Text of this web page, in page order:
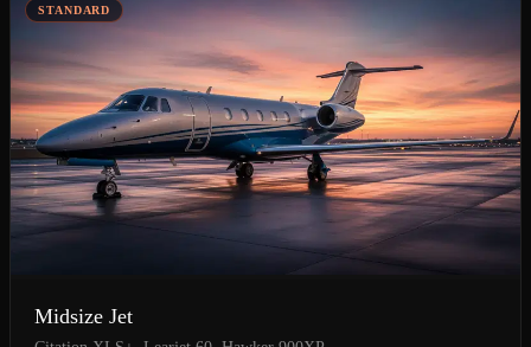
STANDARD
Midsize Jet